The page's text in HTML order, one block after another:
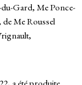
Gard, Me Ponce-
Me Roussel